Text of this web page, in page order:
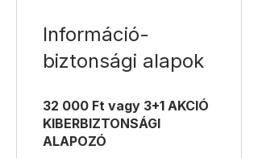
Információ-
biztonsági alapok
32 000 Ft vagy 3+1 AKCIÓ
KIBERBIZTONSÁGI
ALAPOZÓ